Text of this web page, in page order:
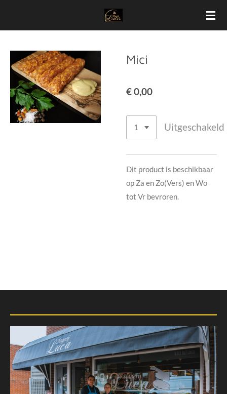
de
hoofdinhoud
Mici
€ 0,00
Uitgeschakeld
Dit product is beschikbaar
op Za en Zo(Vers) en Wo
tot Vr bevroren.